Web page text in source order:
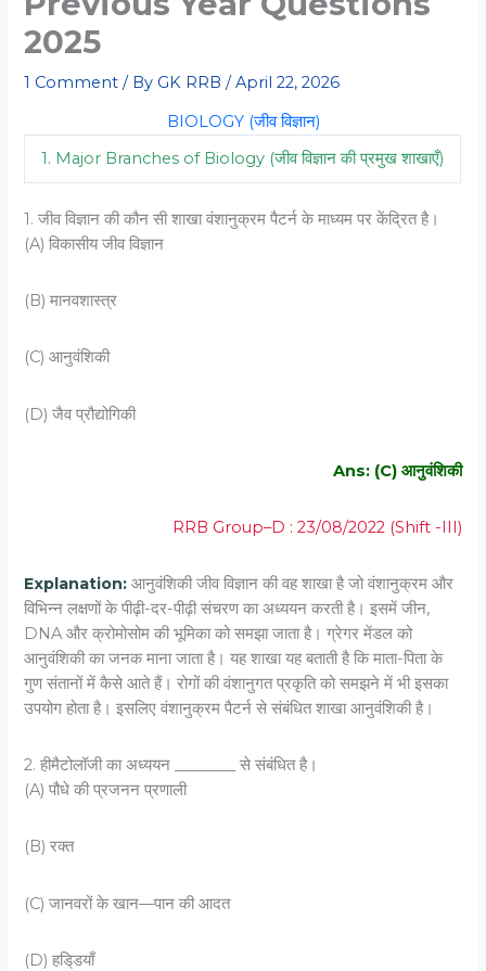
2025
1 Comment / By GK RRB/April 22, 2026
BIOLOGY (जीव विज्ञान)
1. Major Branches of Biology (जीव विज्ञान की प्रमुख शाखाएँ)
1. जीव विज्ञान की कौन सी शाखा वंशानुक्रम पैटर्न के माध्‍यम पर केंद्रित है।
(A) विकासीय जीव विज्ञान
(B) मानवशास्‍त्र
(C) आनुवंशिकी
(D) जैव प्रौद्योगिकी
Ans: (C) आनुवंशिकी
RRB Group–D : 23/08/2022 (Shift -III)
Explanation: आनुवंशिकी जीव विज्ञान की वह शाखा है जो वंशानुक्रम और
विभिन्न लक्षणों के पीढ़ी-दर-पीढ़ी संचरण का अध्ययन करती है। इसमें जीन,
DNA और क्रोमोसोम की भूमिका को समझा जाता है। ग्रेगर मेंडल को
आनुवंशिकी का जनक माना जाता है। यह शाखा यह बताती है कि माता-पिता के
गुण संतानों में कैसे आते हैं। रोगों की वंशानुगत प्रकृति को समझने में भी इसका
उपयोग होता है। इसलिए वंशानुक्रम पैटर्न से संबंधित शाखा आनुवंशिकी है।
2. हीमैटोलॉजी का अध्‍ययन ________ से संबंधित है।
(A) पौधे की प्रजनन प्रणाली
(B) रक्‍त
(C) जानवरों के खान––पान की आदत
(D) हडि्डयाँ